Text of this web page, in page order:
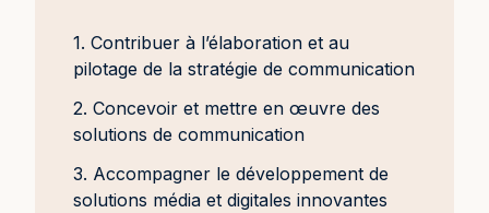
1. Contribuer à l’élaboration et au
pilotage de la stratégie de communication
2. Concevoir et mettre en œuvre des
solutions de communication
3. Accompagner le développement de
solutions média et digitales innovantes